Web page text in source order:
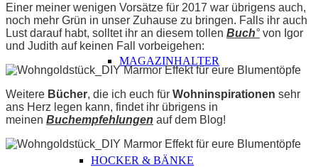
MAGAZINHALTER
HOCKER & BÄNKE
Einer meiner wenigen Vorsätze für 2017 war übrigens auch,
noch mehr Grün in unser Zuhause zu bringen. Falls ihr auch
Lust darauf habt, solltet ihr an diesem tollen Buch° von Igor
und Judith auf keinen Fall vorbeigehen:
Weitere Bücher, die ich euch für Wohninspirationen sehr
ans Herz legen kann, findet ihr übrigens in
meinen Buchempfehlungen auf dem Blog!